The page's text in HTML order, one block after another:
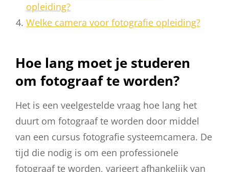
opleiding?
Welke camera voor fotografie opleiding?
Hoe lang moet je studeren
om fotograaf te worden?
Het is een veelgestelde vraag hoe lang het
duurt om fotograaf te worden door middel
van een cursus fotografie systeemcamera. De
tijd die nodig is om een professionele
fotograaf te worden, varieert afhankelijk van